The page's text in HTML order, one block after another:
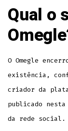
Qual o
O Omegle
existência,
criador da
publicado
da rede social.